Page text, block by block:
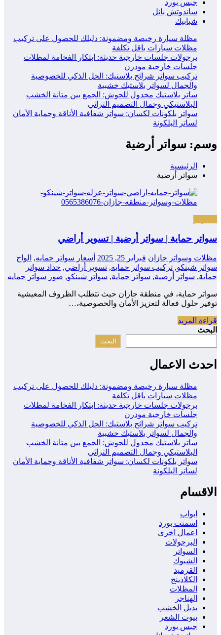
جبس بورد
ساندوتش بانل
شبابيك
مظلة سيارة رخيصة ومضمونة: دليلك للحصول على تركيب
مظلات سيارات باقل تكلفة
برجولات جلسات خارجية حديثة: ابتكار الفخامة لمظلات
جلسات خارجية مودرن
تركيب سواتر شرائح بلاستيك: الحل الذكي للخصوصية
والجمال لسواتر بلاستيك خشبية
ساتر بلاستيك مجدول للحوش: الجمع بين متانة الخشب
البلاستيكي وجمال التصميم التراثي
سواتر بلكونات لكسان: سواتر شفافية الأناقة وحماية الأمان
لساتر البلكونة
وسم: سواتر أرضية
الرئيسية
سواتر أرضية
سواتر حماية | سواتر أرضية | تسوير أراضي
مظلات وسواتر جازان فبراير 25, 2025 أسعار سواتر حمايه, الواح
سواتر شينكو, تركيب سواتر حمايه, تسوير أراضي, حداد سواتر
حماية, سواتر أرضية, سواتر حماية, سواتر شينكو, صور سواتر حمايه
سواتر حماية، في منطقة جازان حيث تتطلب الظروف المعيشية
توفير حلول فعالة لتعزيز الأمان والخصوصية،…
قراءة المزيد
البحث
البحث
احدث الاعمال
مظلة سيارة رخيصة ومضمونة: دليلك للحصول على تركيب
مظلات سيارات باقل تكلفة
برجولات جلسات خارجية حديثة: ابتكار الفخامة لمظلات
جلسات خارجية مودرن
تركيب سواتر شرائح بلاستيك: الحل الذكي للخصوصية
والجمال لسواتر بلاستيك خشبية
ساتر بلاستيك مجدول للحوش: الجمع بين متانة الخشب
البلاستيكي وجمال التصميم التراثي
سواتر بلكونات لكسان: سواتر شفافية الأناقة وحماية الأمان
لساتر البلكونة
الاقسام
ابواب
اسمنت بورد
اعمال اخرى
البرجولات
السواتر
الشبوك
القرميد
الكلادينج
المظلات
الهناجر
بديل الخشب
بيوت الشعر
جبس بورد